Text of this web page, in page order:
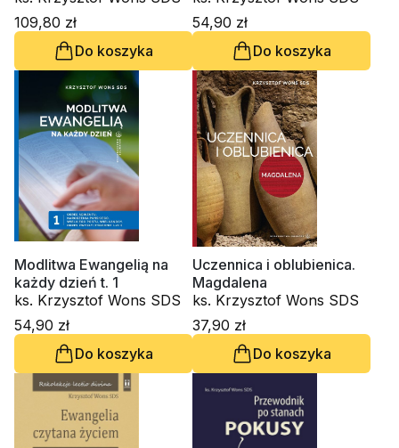
109,80 zł
Do koszyka
54,90 zł
Do koszyka
Modlitwa Ewangelią na
każdy dzień t. 1
ks. Krzysztof Wons SDS
54,90 zł
Do koszyka
Uczennica i oblubienica.
Magdalena
ks. Krzysztof Wons SDS
37,90 zł
Do koszyka